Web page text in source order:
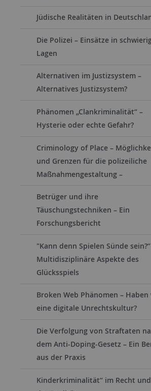
Jüdische Realitäten in
Die Polizei – Einsätze in
Lagen
Alternativen im Justizsystem –
Alternatives Justizsystem?
Phänomen „Clankriminalität“ –
Hysterie oder echte Gefahr?
Criminology of Place –
und Grenzen für die polizeiliche
Maßnahmengestaltung –
Betrüger und ihre
Täuschungstechniken – Ein
Forschungsbericht
"Kann denn Spielen Sünde sein?“
Multidisziplinäre Aspekte des
Glücksspiels
Broken Web Phänomen – Haben
eine digitale Unrechtskultur?
Die Verfolgung von Straftaten
dem Anti-Doping-Gesetz – Ein
aus der Praxis
Kinderkriminalität“ im Recht